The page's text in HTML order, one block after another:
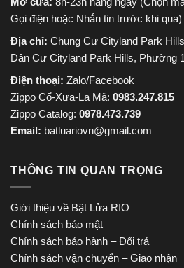
Gọi điện hoặc Nhắn tin trước khi qua)
Địa chỉ: Chung Cư Cityland Park
Dân Cư Cityland Park Hills, Phường
Điện thoại: Zalo/Facebook
Zippo Cổ-Xưa-La Mã: 0983.247.815
Zippo Catalog: 0978.473.739
Email: batluariovn@gmail.com
THÔNG TIN QUAN TRỌNG
Giới thiệu về Bật Lửa RIO
Chính sách bảo mật
Chính sách bảo hành – Đổi trả
Chính sách vận chuyển – Giao nhận